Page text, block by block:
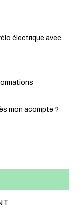
électrique avec
mon acompte ?